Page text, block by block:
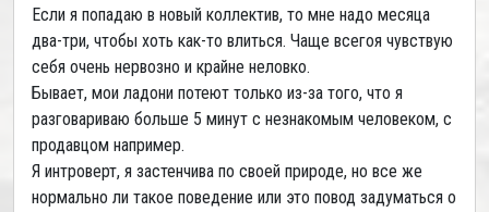
Если я попадаю в новый коллектив, то мне надо месяца
два-три, чтобы хоть как-то влиться. Чаще всегоя чувствую
себя очень нервозно и крайне неловко.
Бывает, мои ладони потеют только из-за того, что я
разговариваю больше 5 минут с незнакомым человеком, с
продавцом например.
Я интроверт, я застенчива по своей природе, но все же
нормально ли такое поведение или это повод задуматься о